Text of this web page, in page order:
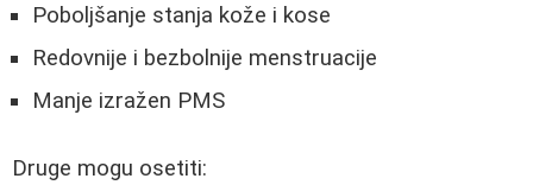
Poboljšanje stanja kože i kose
Redovnije i bezbolnije menstruacije
Manje izražen PMS
Druge mogu osetiti: